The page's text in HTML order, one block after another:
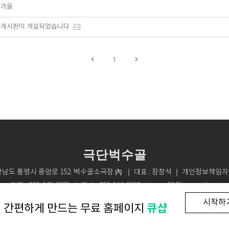
가을
게시판이 개설되었습니다
1
극단벅수골
남도 통영시 중앙로 152. 벅수골소극장 內 ｜ 대표 : 장창석 ｜ 개인정보책임자
전화 : 055-645-6379 ｜ 팩스 : 055-644-8962 ｜ asea99@hanmail.net
COPYRIGHT (C) LOGO. All Rights reserved
간편하게 만드는 무료 홈페이지 큐샵 시작하